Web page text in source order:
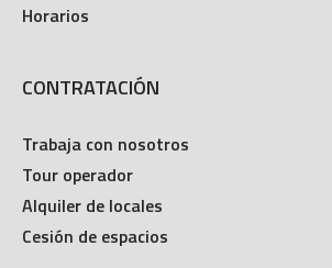
Horarios
CONTRATACIÓN
Trabaja con nosotros
Tour operador
Alquiler de locales
Cesión de espacios